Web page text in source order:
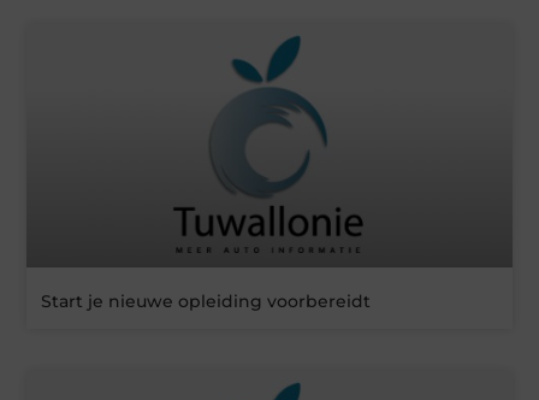
Start je nieuwe opleiding voorbereidt